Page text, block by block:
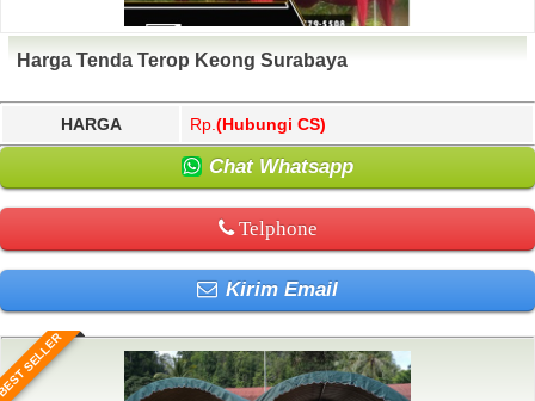
Harga Tenda Terop Keong Surabaya
HARGA Rp. (Hubungi CS)
Chat Whatsapp
Telphone
Kirim Email
SELLER